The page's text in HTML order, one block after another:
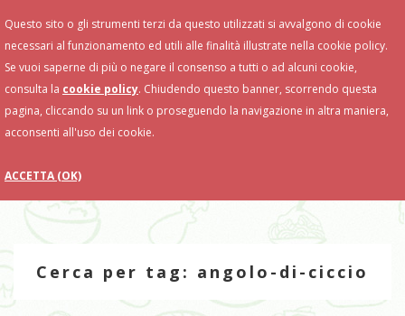
Toggle
Navigation
Cerca per tag: angolo-di-ciccio
Questo sito o gli strumenti terzi da questo utilizzati si avvalgono di cookie
necessari al funzionamento ed utili alle finalità illustrate nella cookie policy.
Se vuoi saperne di più o negare il consenso a tutti o ad alcuni cookie,
consulta la cookie policy. Chiudendo questo banner, scorrendo questa
pagina, cliccando su un link o proseguendo la navigazione in altra maniera,
acconsenti all'uso dei cookie.
ACCETTA (OK)